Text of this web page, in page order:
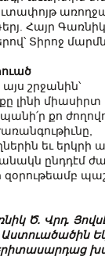
Հայր
Տիրոջ
շրջանին՝
լինի միասիրտ
քո
եւ երկրի
ընդդէմ
զօրութեամբ
Ծ. Վրդ.
Աստուածածին